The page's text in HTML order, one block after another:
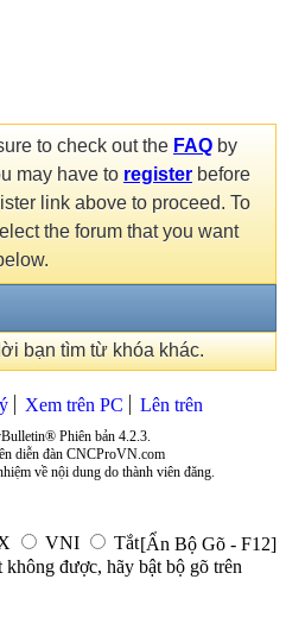
to check out the FAQ by
may have to register before
link above to proceed. To
the forum that you want
bạn tìm từ khóa khác.
Xem trên PC Lên trên
Phiên bản 4.2.3.
diễn đàn CNCProVN.com
về nội dung do thành viên đăng.
VNI Tắt[Ẩn Bộ Gõ - F12]
được, hãy bật bộ gõ trên